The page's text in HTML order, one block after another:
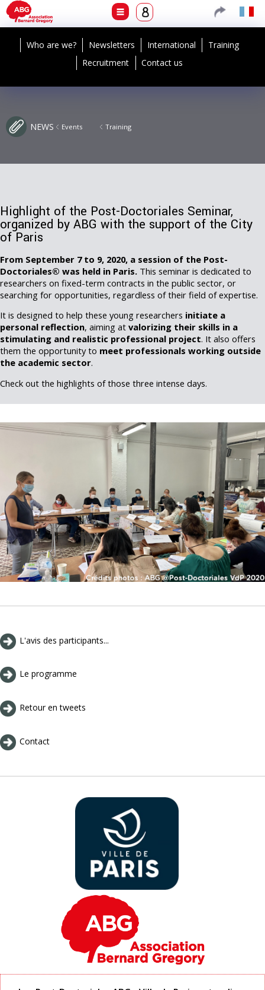
Who are we? Newsletters International
Training
Recruitment
Contact us
NEWS Events Training
Highlight of the Post-Doctoriales Seminar,
organized by ABG with the support of the City
of Paris
From September 7 to 9, 2020, a session of the Post-
Doctoriales® was held in Paris. This seminar is dedicated to
researchers on fixed-term contracts in the public sector, or
searching for opportunities, regardless of their field of expertise.
It is designed to help these young researchers initiate a
personal reflection, aiming at valorizing their skills in a
stimulating and realistic professional project. It also offers
them the opportunity to meet professionals working outside
the academic sector.
Check out the highlights of those three intense days.
L'avis des participants...
Le programme
Retour en tweets
Contact